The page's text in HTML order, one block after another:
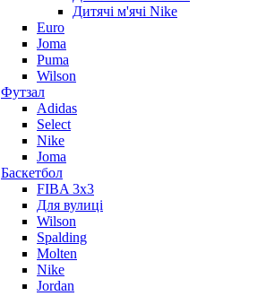
Дитячі м'ячі Nike
Euro
Joma
Puma
Wilson
Футзал
Adidas
Select
Nike
Joma
Баскетбол
FIBA 3x3
Для вулиці
Wilson
Spalding
Molten
Nike
Jordan